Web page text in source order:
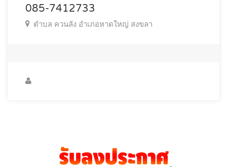
085-7412733
ตำบล ควนลัง อำเภอหาดใหญ่ สงขลา